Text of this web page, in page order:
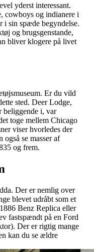
yderst interessant.
cowboys og indianere i
i sin spæde begyndelse.
og brugsgenstande,
bliver klogere på livet
Er du vild
sted. Deer Lodge,
beliggende i, var
toge mellem Chicago
viser hvorledes der
også se masser af
og frem.
Der er nemlig over
blevet udråbt som et
Benz Replica eller
fastspændt på en Ford
Der er rigtig mange
kan du se ældre